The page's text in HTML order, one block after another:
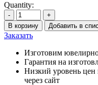
Quantity:
-
+
В корзину
Добавить в
Заказать
Изготовим
Гарантия на
Низкий уровень цен
через сайт